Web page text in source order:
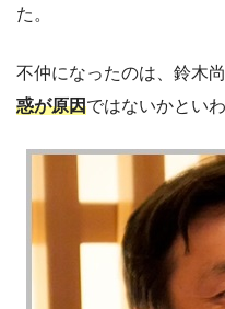
た。
不仲になったのは、鈴木
惑が原因ではないかとい